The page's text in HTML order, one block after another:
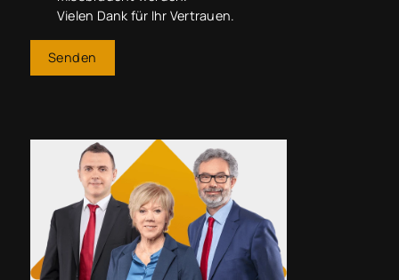
Vielen Dank für Ihr Vertrauen.
Senden